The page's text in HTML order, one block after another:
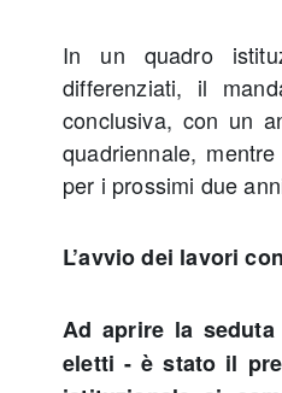
In un quadro
differenziati, il
conclusiva, con un
quadriennale,
per i prossimi due
L’avvio dei lavori
Ad aprire la
eletti - è stato il